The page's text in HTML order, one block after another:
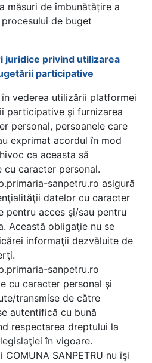
măsuri de îmbunătățire a
de buget
juridice privind utilizarea
participative
vederea utilizării platformei
participative şi furnizarea
personal, persoanele care
exprimat acordul în mod
ca aceasta să
cu caracter personal.
sanpetru.ro asigură
datelor cu caracter
pentru acces şi/sau pentru
Această obligaţie nu se
informaţii dezvăluite de
sanpetru.ro
cu caracter personal şi
transmise de către
autentifică cu bună
respectarea dreptului la
în vigoare.
SANPETRU nu îşi